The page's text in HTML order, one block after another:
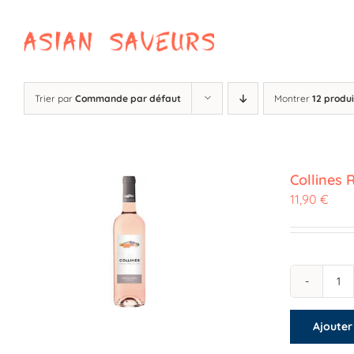
contenu
Trier par Commande par défaut Montrer 12
Collines
11,90€
de